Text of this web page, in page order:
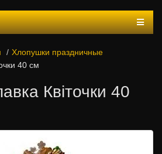
Хлопушки праздничные
40 см
Квіточки 40